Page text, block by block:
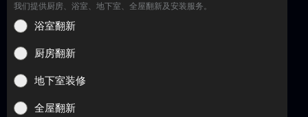
我们提供厨房、浴室、地下室、全屋翻新及安装服务。
浴室翻新
厨房翻新
地下室装修
全屋翻新